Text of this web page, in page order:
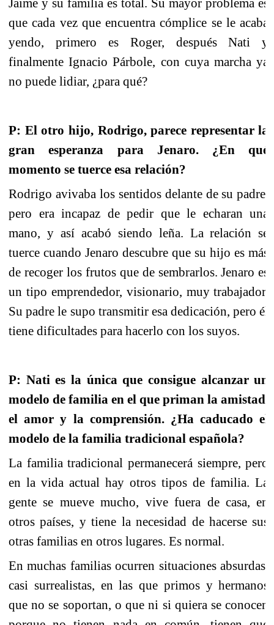
que cada vez que encuentra cómplice se le acaba
yendo, primero es Roger, después Nati y
finalmente Ignacio Párbole, con cuya marcha ya
no puede lidiar, ¿para qué?
P: El otro hijo, Rodrigo, parece representar la
gran esperanza para Jenaro. ¿En qué
momento se tuerce esa relación?
Rodrigo avivaba los sentidos delante de su padre,
pero era incapaz de pedir que le echaran una
mano, y así acabó siendo leña. La relaciónse
tuerce cuando Jenaro descubre que su hijo es más
de recoger los frutos que de sembrarlos. Jenaro es
un tipo emprendedor, visionario, muy trabajador.
Su padre le supo transmitir esa dedicación, pero él
tiene dificultades para hacerlo con los suyos.
P: Nati es la única que consigue alcanzar un
modelo de familia en el que priman la amistad,
el amor y la comprensión. ¿Ha caducado el
modelo de la familia tradicional española?
La familia tradicional permanecerá siempre, pero
en la vida actual hay otros tipos de familia. La
gente se mueve mucho, vive fuera de casa, en
otros países, y tiene la necesidad de hacerse sus
otras familias en otros lugares. Es normal.
En muchas familias ocurren situaciones absurdas,
casi surrealistas, en las que primos y hermanos
que no se soportan, o que ni si quiera se conocen